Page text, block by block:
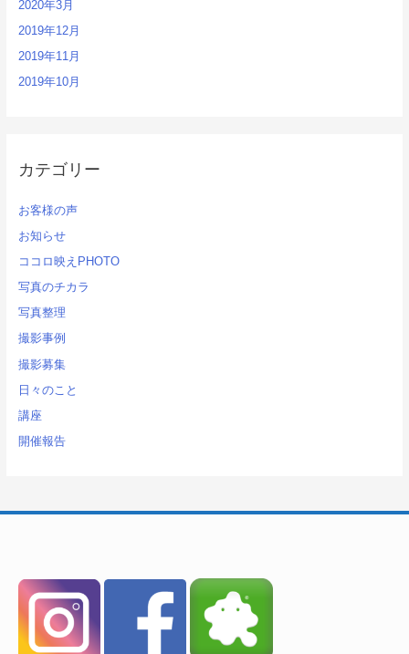
2020年3月
2019年12月
2019年11月
2019年10月
カテゴリー
お客様の声
お知らせ
ココロ映えPHOTO
写真のチカラ
写真整理
撮影事例
撮影募集
日々のこと
講座
開催報告